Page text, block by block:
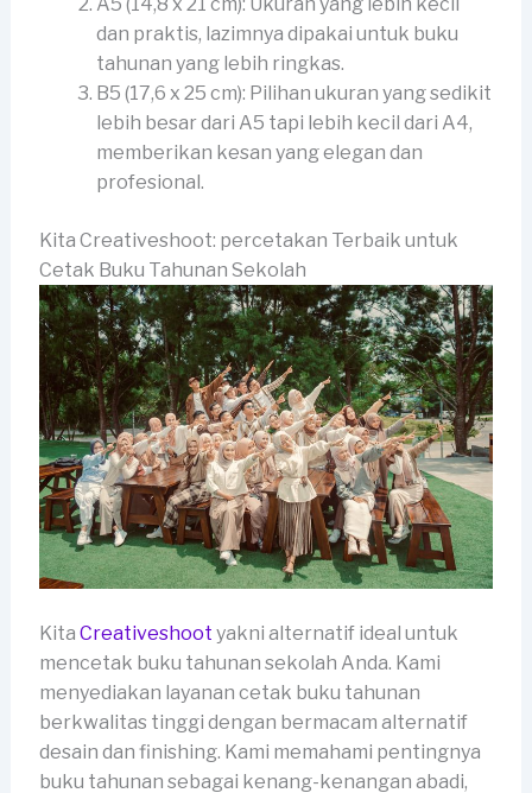
A5 (14,8 x 21 cm): Ukuran yang lebih kecil
dan praktis, lazimnya dipakai untuk buku
tahunan yang lebih ringkas.
B5 (17,6 x 25 cm): Pilihan ukuran yang sedikit
lebih besar dari A5 tapi lebih kecil dari A4,
memberikan kesan yang elegan dan
profesional.
Kita Creativeshoot: percetakan Terbaik untuk
Cetak Buku Tahunan Sekolah
Kita Creativeshoot yakni alternatif ideal untuk
mencetak buku tahunan sekolah Anda. Kami
menyediakan layanan cetak buku tahunan
berkwalitas tinggi dengan bermacam alternatif
desain dan finishing. Kami memahami pentingnya
buku tahunan sebagai kenang-kenangan abadi,